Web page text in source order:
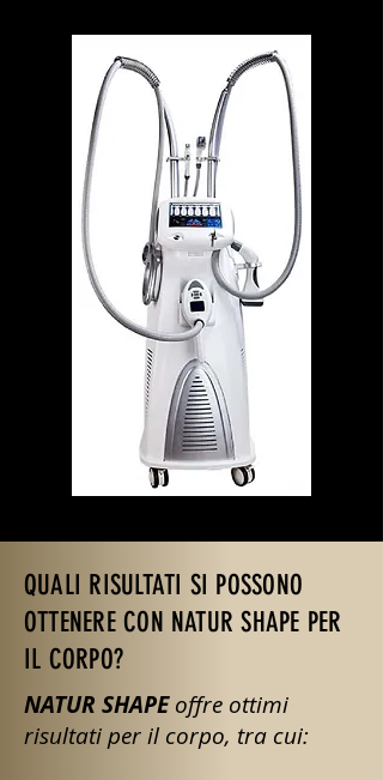
QUALI RISULTATI SI POSSONO
OTTENERE CON NATUR SHAPE PER
IL CORPO?
NATUR SHAPEoffre ottimi
risultati per il corpo, tra cui: